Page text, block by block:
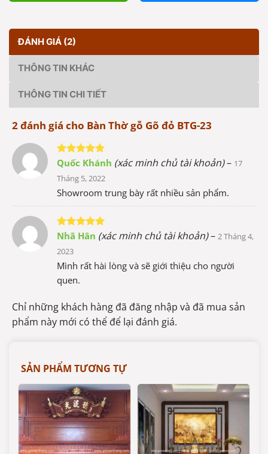
ĐÁNH GIÁ (2)
THÔNG TIN KHÁC
THÔNG TIN CHI TIẾT
2 đánh giá cho Bàn Thờ gỗ Gõ đỏ BTG-23
Được xếp
sao
Quốc Khánh (xác minh chủ tài khoản)– 17
Tháng 5, 2022
Showroom trung bày rất nhiều sản phẩm.
Được xếp
sao
Nhã Hân (xác minh chủ tài khoản)– 2 Tháng 4,
2023
Mình rất hài lòng và sẽ giới thiệu cho người
quen.
Chỉ những khách hàng đã đăng nhập và đã mua sản
phẩm này mới có thể để lại đánh giá.
SẢN PHẨM TƯƠNG TỰ